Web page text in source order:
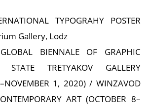
TYPOGRAHY POSTER
Gallery, Lodz
BIENNALE OF GRAPHIC
TRETYAKOV GALLERY
1, 2020) / WINZAVOD
ART (OCTOBER 8–